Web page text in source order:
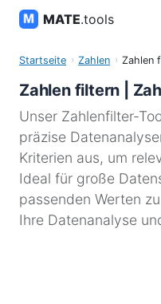
MATE.tools
Startseite Zahlen Zahlen
Zahlen filtern |
Unser Zahlenfilter-
präzise
Kriterien aus, um
Ideal für große
passenden Werten
Ihre Datenanalyse